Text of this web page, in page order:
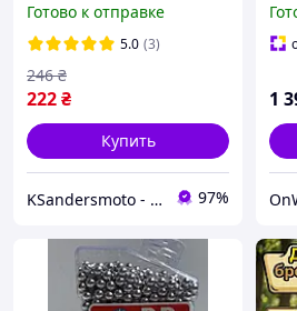
походов, велоспорта,
кемпинга, охоты,
страйкбола
Готово к отправке
5.0 (3)
222₴
246 ₴
Купить
KSandersmoto - Интернет магазин мотоэкипировки и мотоаксессуаров 97%
и
1